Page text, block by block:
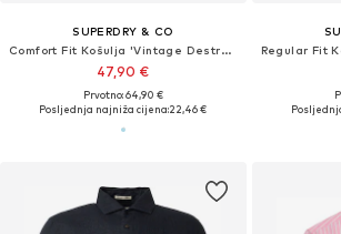
SUPERDRY & CO
Comfort Fit Košulja 'Vintage Destroy'
47,90 €
Prvotno: 64,90 €
Posljednja najniža cijena:22,46 €